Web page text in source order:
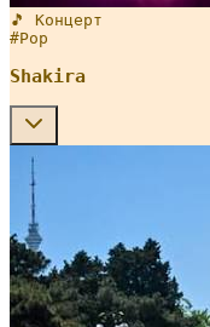
🎵 Концерт
#Pop
Shakira